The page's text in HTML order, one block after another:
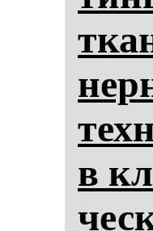
в